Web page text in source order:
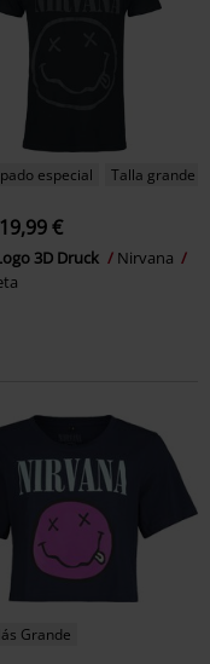
especial Talla grande
19,99 €
3D Druck
Nirvana
Grande